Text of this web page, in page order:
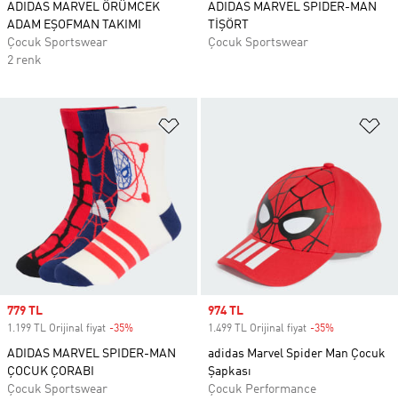
ADIDAS MARVEL ÖRÜMCEK
ADAM EŞOFMAN TAKIMI
Çocuk Sportswear
2 renk
ADIDAS MARVEL SPIDER-MAN
TİŞÖRT
Çocuk Sportswear
Sale price
779 TL
1.199 TL Orijinal fiyat -35%
ADIDAS MARVEL SPIDER-MAN
ÇOCUK ÇORABI
Çocuk Sportswear
Sale price
974 TL
1.499 TL Orijinal fiyat -35%
adidas Marvel Spider Man Çocuk
Şapkası
Çocuk Performance